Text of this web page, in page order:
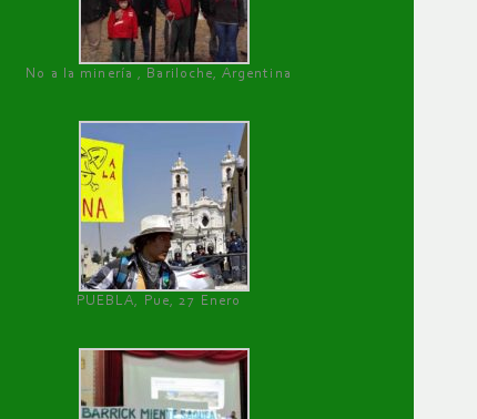
No a la minería , Bariloche, Argentina
PUEBLA, Pue, 27 Enero